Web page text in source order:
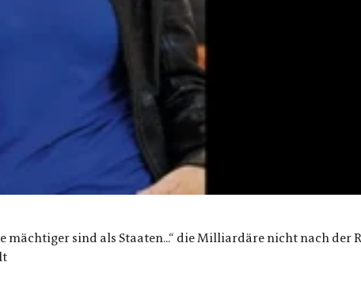
sind als Staaten...“ die Milliardäre nicht nach der